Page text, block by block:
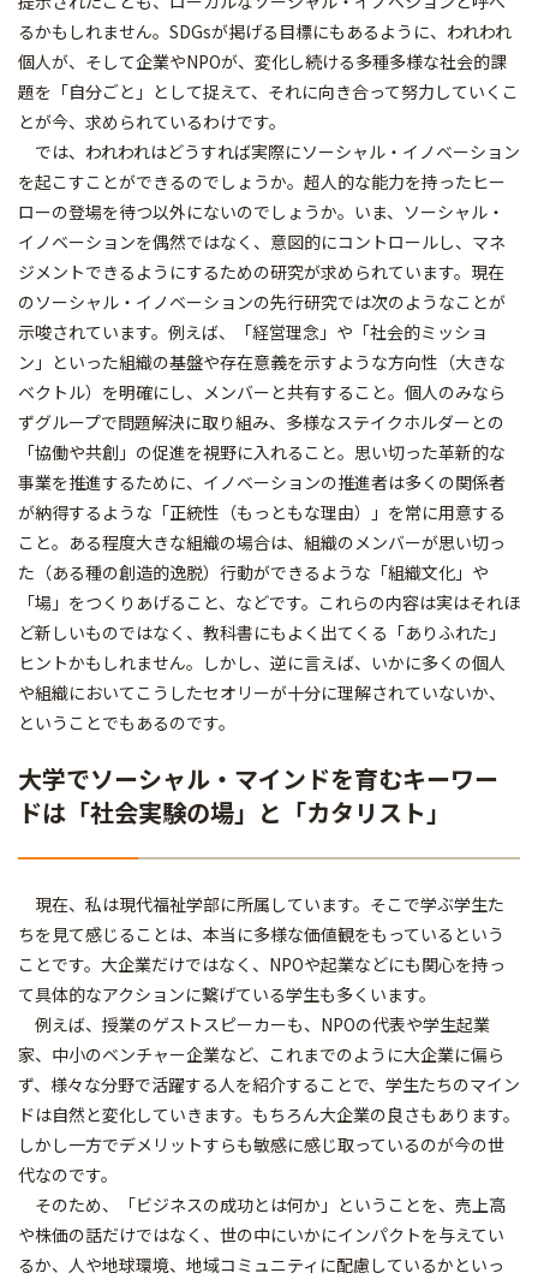
るかもしれません。SDGsが掲げる目標にもあるように、われわれ
個人が、そして企業やNPOが、変化し続ける多種多様な社会的課
題を「自分ごと」として捉えて、それに向き合って努力していくこ
とが今、求められているわけです。
では、われわれはどうすれば実際にソーシャル・イノベーション
を起こすことができるのでしょうか。超人的な能力を持ったヒー
ローの登場を待つ以外にないのでしょうか。いま、ソーシャル・
イノベーションを偶然ではなく、意図的にコントロールし、マネ
ジメントできるようにするための研究が求められています。現在
のソーシャル・イノベーションの先行研究では次のようなことが
示唆されています。例えば、「経営理念」や「社会的ミッショ
ン」といった組織の基盤や存在意義を示すような方向性（大きな
ベクトル）を明確にし、メンバーと共有すること。個人のみなら
ずグループで問題解決に取り組み、多様なステイクホルダーとの
「協働や共創」の促進を視野に入れること。思い切った革新的な
事業を推進するために、イノベーションの推進者は多くの関係者
が納得するような「正統性（もっともな理由）」を常に用意する
こと。ある程度大きな組織の場合は、組織のメンバーが思い切っ
た（ある種の創造的逸脱）行動ができるような「組織文化」や
「場」をつくりあげること、などです。これらの内容は実はそれほ
ど新しいものではなく、教科書にもよく出てくる「ありふれた」
ヒントかもしれません。しかし、逆に言えば、いかに多くの個人
や組織においてこうしたセオリーが十分に理解されていないか、
ということでもあるのです。
大学でソーシャル・マインドを育むキーワー
ドは「社会実験の場」と「カタリスト」
現在、私は現代福祉学部に所属しています。そこで学ぶ学生た
ちを見て感じることは、本当に多様な価値観をもっているという
ことです。大企業だけではなく、NPOや起業などにも関心を持っ
て具体的なアクションに繋げている学生も多くいます。
例えば、授業のゲストスピーカーも、NPOの代表や学生起業
家、中小のベンチャー企業など、これまでのように大企業に偏ら
ず、様々な分野で活躍する人を紹介することで、学生たちのマイン
ドは自然と変化していきます。もちろん大企業の良さもあります。
しかし一方でデメリットすらも敏感に感じ取っているのが今の世
代なのです。
そのため、「ビジネスの成功とは何か」ということを、売上高
や株価の話だけではなく、世の中にいかにインパクトを与えてい
るか、人や地球環境、地域コミュニティに配慮しているかといっ